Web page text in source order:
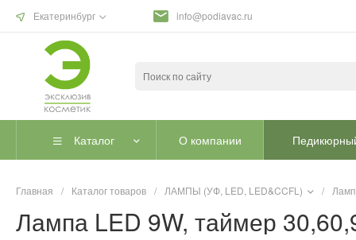
Екатеринбург info@podiavac.ru
Каталог О компании
Главная / Каталог товаров / ЛАМПЫ (УФ, LED, LED&CCFL) /
Лампа LED 9W, таймер